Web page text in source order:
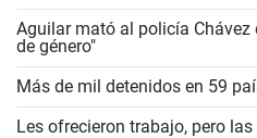
Aguilar mató al policía Chávez
de género"
Más de mil detenidos en 59
Les ofrecieron trabajo, pero